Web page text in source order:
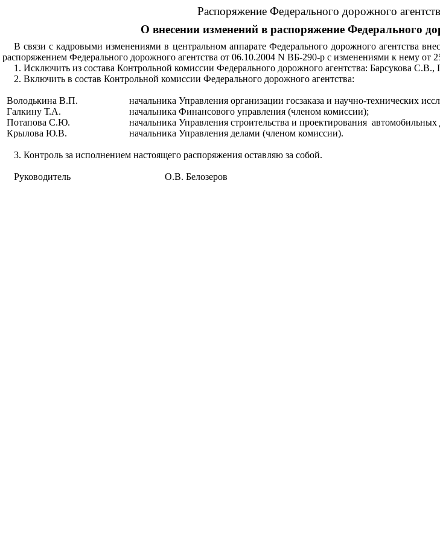
Распоряжение Федерального дорожного
О внесении изменений в распоряжение Федерального
В связи с кадровыми изменениями в центральном аппарате Федерального дорожного агентства
распоряжением Федерального дорожного агентства от 06.10.2004 N ВБ-290-р с изменениями к нему
1. Исключить из состава Контрольной комиссии Федерального дорожного агентства: Барсукова
2. Включить в состав Контрольной комиссии Федерального дорожного агентства:
Володькина В.П.
начальника Управления организации госзаказа и научно-технических
Галкину Т.А.
начальника Финансового управления (членом комиссии);
Потапова С.Ю.
начальника Управления строительства и проектирования автомобильных
Крылова Ю.В.
начальника Управления делами (членом комиссии).
3. Контроль за исполнением настоящего распоряжения оставляю за собой.
Руководитель О.В. Белозеров